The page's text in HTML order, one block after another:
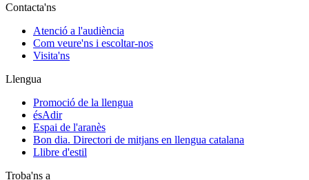
Contacta'ns
Atenció a l'audiència
Com veure'ns i escoltar-nos
Visita'ns
Llengua
Promoció de la llengua
ésAdir
Espai de l'aranès
Bon dia. Directori de mitjans en llengua catalana
Llibre d'estil
Troba'ns a